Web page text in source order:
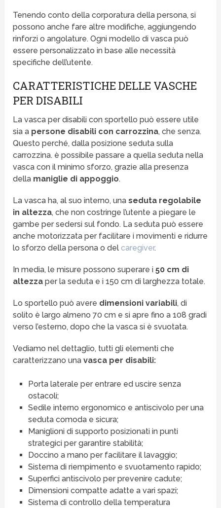
Tenendo conto della corporatura della persona, si
possono anche fare altre modifiche, aggiungendo
rinforzi o angolature. Ogni modello di vasca può
essere personalizzato in base alle necessità
specifiche dell’utente.
CARATTERISTICHE DELLE VASCHE
PER DISABILI
La vasca per disabili con sportello può essere utile
sia a persone disabili con carrozzina, che senza.
Questo perché, dalla posizione seduta sulla
carrozzina. è possibile passare a quella seduta nella
vasca con il minimo sforzo, grazie alla presenza
della maniglie di appoggio.
La vasca ha, al suo interno, unaseduta regolabile
in altezza, che non costringe l’utente a piegare le
gambe per sedersi sul fondo. La seduta può essere
anche motorizzata per facilitare i movimenti e ridurre
lo sforzo della persona o delcaregiver.
In media, le misure possono superare i50 cm di
altezza per la seduta e i 150 cm di larghezza totale.
Lo sportello può avere dimensioni variabili, di
solito è largo almeno 70 cm e si apre fino a 108 gradi
verso l’esterno, dopo che la vasca si è svuotata.
Vediamo nel dettaglio, tutti gli elementi che
caratterizzano unavasca per disabili:
Porta laterale per entrare ed uscire senza
ostacoli;
Sedile interno ergonomico e antiscivolo per una
seduta comoda e sicura;
Maniglioni di supporto posizionati in punti
strategici per garantire stabilità;
Doccino a mano per facilitare il lavaggio;
Sistema di riempimento e svuotamento rapido;
Superfici antiscivolo per prevenire cadute;
Dimensioni compatte adatte a vari spazi;
Sistema di controllo della temperatura